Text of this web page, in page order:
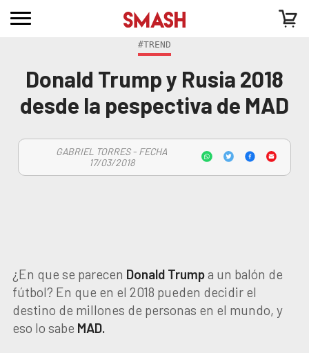
#TREND
Donald Trump y Rusia 2018
desde la pespectiva de MAD
GABRIEL TORRES - FECHA
17/03/2018
¿En que se parecen Donald Trumpa un balón de
fútbol? En que en el 2018 pueden decidir el
destino de millones de personas en el mundo, y
eso lo sabe MAD.